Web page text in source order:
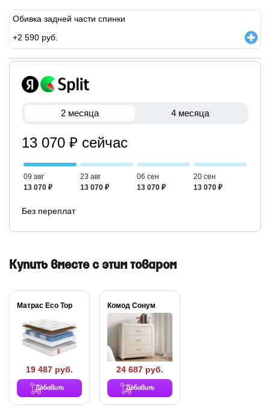
Обивка задней части спинки
+2 590 руб.
2 месяца 4 месяца
13 070 ₽ сейчас
09 авг
13 070 ₽
23 авг
13 070 ₽
06 сен
13 070 ₽
20 сен
13 070 ₽
Без переплат
Купить вместе с этим товаром
Матрас Eco Top
19 487 руб.
Добавить
Комод Сонум
24 687 руб.
Добавить